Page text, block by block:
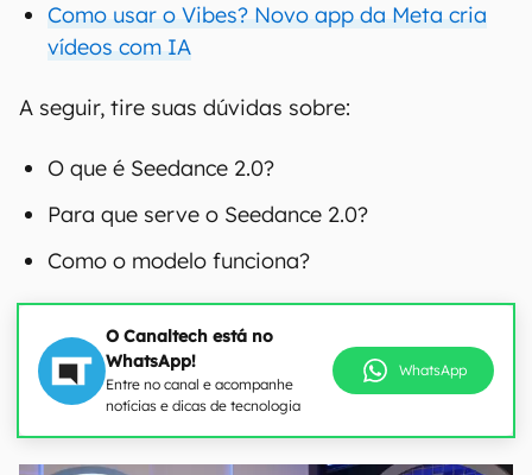
Como usar o Vibes? Novo app da Meta cria
vídeos com IA
A seguir, tire suas dúvidas sobre:
O que é Seedance 2.0?
Para que serve o Seedance 2.0?
Como o modelo funciona?
O Canaltech está no
WhatsApp!
Entre no canal e acompanhe
notícias e dicas de tecnologia
WhatsApp